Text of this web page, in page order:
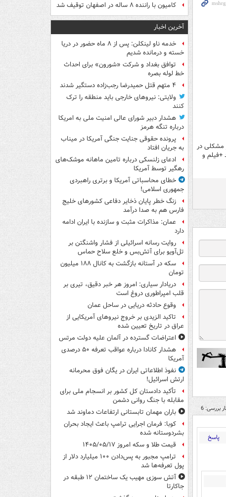
مشکلی در
+فیلم و
بررسی: 6
پاسخ
کامیون با راننده ۸ ساله در اصفهان توقیف شد
آخرین اخبار
خدمه ناو لینکلن: پس از ۸ ماه حضور در دریا
خسته و درمانده‌ شدیم
توافق بغداد و شرکت «شورون» برای احداث
خط لوله بصره
۴ متهم قتل حمیدرضا رجب‌زاده دستگیر شدند
ولایتی: نیروهای خارجی باید منطقه را ترک
کنند
هشدار دبیر شورای عالی امنیت ملی به امریکا
درباره تنگه هرمز
پرونده حقوقی جنایت جنگی آمریکا در میناب
به جریان افتاد
ادعای زلنسکی درباره تامین ماهانه موشک‌های
رهگیر توسط آمریکا
خطای محاسباتی آمریکا و برتری راهبردی
جمهوری اسلامی!
زنگ خطر پایان ذخایر دفاعی کشورهای خلیج
فارس هم به صدا درآمد
عمان: مذاکرات مثبت و سازنده با ایران ادامه
دارد
روایت رسانه اسرائیلی از فشار واشنگتن بر
تل‌آویو برای آتش‌بس و خلع سلاح حماس
سکه در آستانه بازگشت به کانال ۱۸۸ میلیون
تومان
دریادار سیاری: امروز هر خبر دقیق، تیری بر
قلب امپراطوری دروغ است
وقوع حادثه دریایی در ساحل عمان
تاکید الزیدی بر خروج نیروهای آمریکایی از
عراق در تاریخ تعیین شده
اعتراضات گسترده در آلمان علیه دولت مرتس
هشدار کانادا درباره عواقب تعرفه ۵۰ درصدی
آمریکا
نفوذ اطلاعاتی ایران در یگان فوق محرمانه
ارتش اسرائیل!
تأکید دادستان کل کشور بر انسجام ملی برای
مقابله با جنگ روانی دشمن
باران مهمان تابستانی ارتفاعات دماوند شد
کوبا: فرمان اجرایی ترامپ باعث ایجاد بحران
بشردوستانه شده
قیمت طلا و سکه امروز ۱۴۰۵/۰۵/۱۷
ترامپ مجبور به پس‌دادن ۱۰۰ میلیارد دلار از
پول تعرفه‌ها شد
آتش سوزی مهیب یک ساختمان ۱۲ طبقه در
جاکارتا